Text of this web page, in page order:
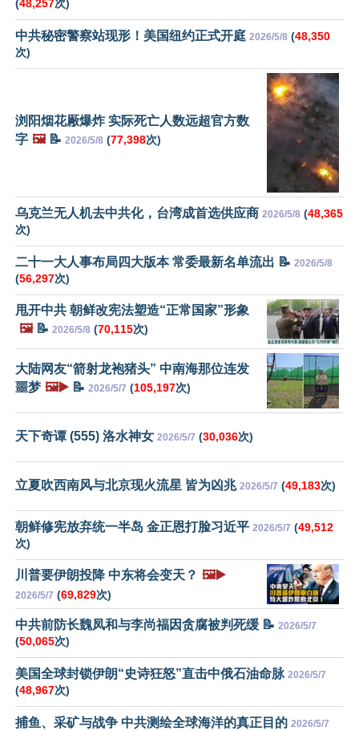
(48,257次)
中共秘密警察站现形！美国纽约正式开庭 2026/5/8 (48,350
次)
浏阳烟花厰爆炸 实际死亡人数远超官方数
字 🖼️📝 2026/5/8 (77,398次)
乌克兰无人机去中共化，台湾成首选供应商 2026/5/8 (48,365
次)
二十一大人事布局四大版本 常委最新名单流出 📝 2026/5/8
(56,297次)
甩开中共 朝鲜改宪法塑造“正常国家”形象
🖼️📝 2026/5/8 (70,115次)
大陆网友“箭射龙袍猪头” 中南海那位连发
噩梦 🖼️▶️ 📝 2026/5/7 (105,197次)
天下奇谭 (555) 洛水神女 2026/5/7 (30,036次)
立夏吹西南风与北京现火流星 皆为凶兆 2026/5/7 (49,183次)
朝鲜修宪放弃统一半岛 金正恩打脸习近平 2026/5/7 (49,512
次)
川普要伊朗投降 中东将会变天？ 🖼️▶️
2026/5/7 (69,829次)
中共前防长魏凤和与李尚福因贪腐被判死缓 📝 2026/5/7
(50,065次)
美国全球封锁伊朗“史诗狂怒”直击中俄石油命脉 2026/5/7
(48,967次)
捕鱼、采矿与战争 中共测绘全球海洋的真正目的 2026/5/7